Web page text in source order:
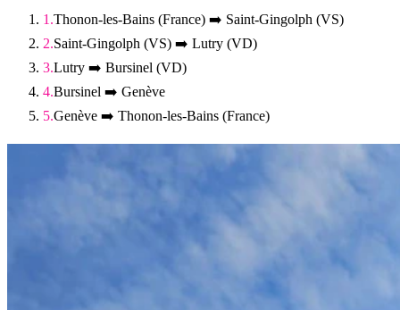
Thonon-les-Bains (France) ➡️ Saint-Gingolph (VS)
Saint-Gingolph (VS) ➡️ Lutry (VD)
Lutry ➡️ Bursinel (VD)
Bursinel ➡️ Genève
Genève ➡️ Thonon-les-Bains (France)